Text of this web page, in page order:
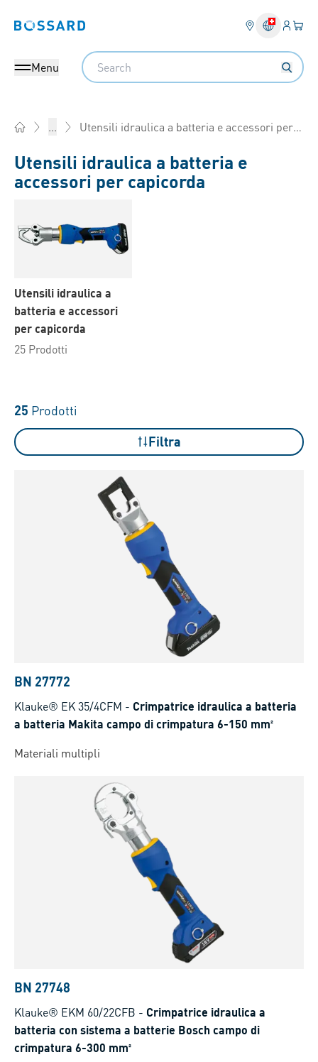
Bossard homepage Login
Il
Menu
Search
... Utensili idraulica a batteria e accessori per capicorda
Utensili idraulica a batteria e
accessori per capicorda
Utensili idraulica a
batteria e accessori
per capicorda
25 Prodotti
25 Prodotti
Filtra
BN 27772
Klauke® EK 35/4CFM - Crimpatrice idraulica a batteria
a batteria Makita campo di crimpatura 6-150 mm²
Materiali multipli
BN 27748
Klauke® EKM 60/22CFB - Crimpatrice idraulica a
batteria con sistema a batterie Bosch campo di
crimpatura 6-300 mm²